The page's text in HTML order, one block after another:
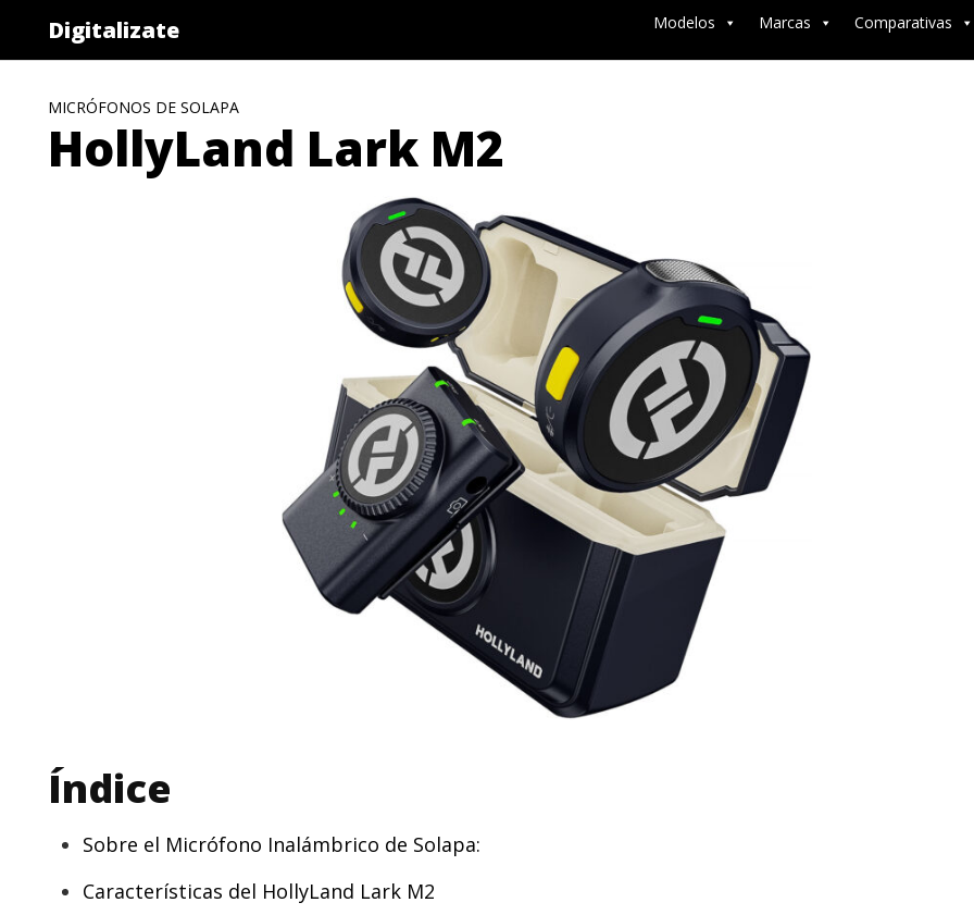
contenido
Digitalizate Modelos Marcas Comparativas
MICRÓFONOS DE SOLAPA
HollyLand Lark M2
Índice
Sobre el Micrófono Inalámbrico de Solapa:
Características del HollyLand Lark M2